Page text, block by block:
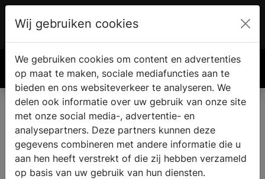
€ 0.00
Wij gebruiken cookies
We gebruiken cookies om content en advertenties
op maat te maken, sociale mediafuncties aan te
bieden en ons websiteverkeer te analyseren. We
delen ook informatie over uw gebruik van onze site
met onze social media-, advertentie- en
analysepartners. Deze partners kunnen deze
gegevens combineren met andere informatie die u
aan hen heeft verstrekt of die zij hebben verzameld
op basis van uw gebruik van hun diensten.